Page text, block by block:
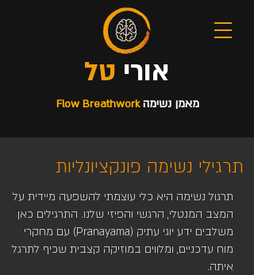
אורי
מאמן נשימהFlow Breathwork
תרגילי נשימה פונקציונליות
תרגול נשימה היא כלי עוצמתי להשפעה מיידית על
המצב המנטלי, הרגשי והפיזי שלנו. התרגילים כאן
משלבים ידע יוגי עתיק (Pranayama) עם מחקרי
מוח עדכניים, ומלווים במוזיקה קצבית שכיף לתרגל
איתה.